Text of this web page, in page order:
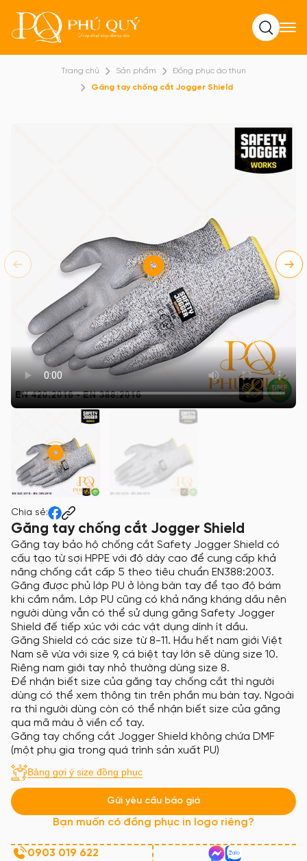
Tìm kiếm
Trang chủ Sản phẩm
Đồng phục áo thun
Găng tay chống cắt Jogger Shield
Chia sẻ:
Găng tay chống cắt Jogger Shield
Găng tay bảo hộ chống cắt Safety Jogger Shield có
cấu tạo từ sợi HPPE với độ dày cao để cung cấp khả
năng chống cắt cấp 5 theo tiêu chuẩn EN388:2003.
Găng được phủ lớp PU ở lòng bàn tay để tạo độ bám
khi cầm nắm. Lớp PU cũng có khả năng kháng dầu nên
người dùng vẫn có thể sử dụng găng Safety Jogger
Shield đế tiếp xúc với các vật dụng dính ít dầu.
Găng Shield có các size từ 8-11. Hầu hết nam giới Việt
Nam sẽ vừa với size 9, cá biệt tay lớn sẽ dùng size 10.
Riêng nam giới tay nhỏ thường dùng size 8.
Để nhận biết size của găng tay chống cắt thì người
dùng có thể xem thông tin trên phần mu bàn tay. Ngoài
ra thì người dùng còn có thể nhận biết size của găng
qua mã màu ở viền cổ tay.
Găng tay chống cắt Jogger Shield không chứa DMF
(một phụ gia trong quá trình sản xuất PU)
Bảng gợi ý size đồng phục
Gửi yêu cầu báo giá
Bạn muốn có đồng phục in logo riêng?
0903 019 622